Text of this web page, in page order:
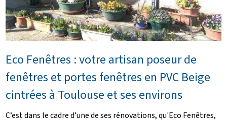
Eco Fenêtres : votre artisan poseur de
fenêtres et portes fenêtres en PVC Beige
cintrées à Toulouse et ses environs
C’est dans le cadre d’une de ses rénovations, qu'Eco Fenêtres,